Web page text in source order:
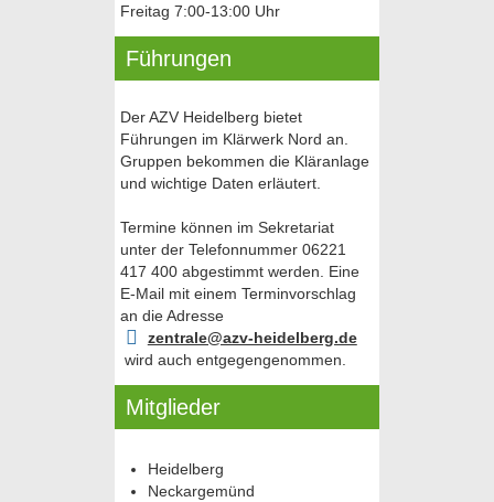
Freitag 7:00-13:00 Uhr
Führungen
Der AZV Heidelberg bietet
Führungen im Klärwerk Nord an.
Gruppen bekommen die Kläranlage
und wichtige Daten erläutert.
Termine können im Sekretariat
unter der Telefonnummer 06221
417 400 abgestimmt werden. Eine
E-Mail mit einem Terminvorschlag
an die Adresse
zentrale@azv-heidelberg.de
wird auch entgegengenommen.
Mitglieder
Heidelberg
Neckargemünd